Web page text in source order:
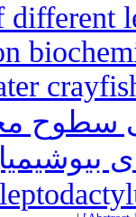
different
سطوح